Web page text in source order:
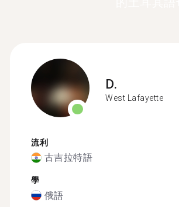
D.
West Lafayette
流利
古吉拉特語
學
俄語